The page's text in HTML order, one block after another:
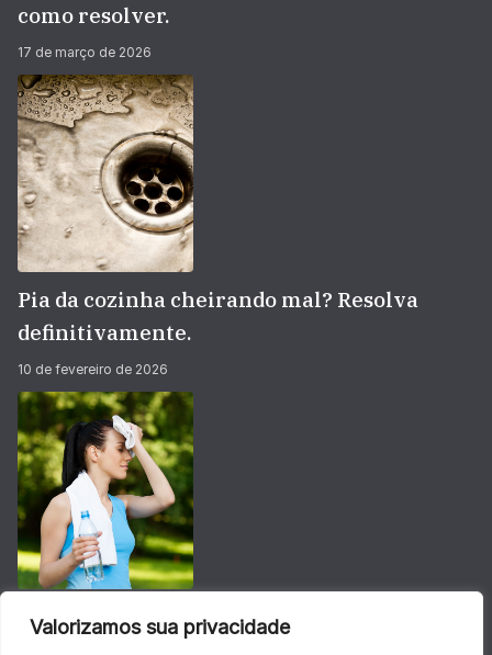
Valorizamos sua privacidade
como resolver.
17 de março de 2026
Pia da cozinha cheirando mal? Resolva
definitivamente.
10 de fevereiro de 2026
Não deixe sua energia baixar no calorão do